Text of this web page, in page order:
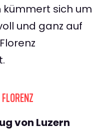
sich um
und ganz auf
von Luzern